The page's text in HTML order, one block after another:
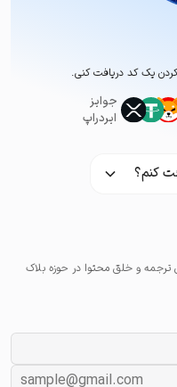
یک کد دریافت کنی.
جوایز
ایردراپ
کنم؟
ترجمه و خلق محتوا در حوزه بلاک